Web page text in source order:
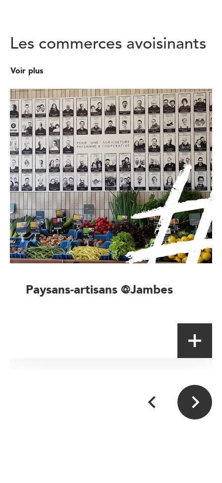
Les commerces avoisinants
Voir plus
Paysans-artisans @Jambes